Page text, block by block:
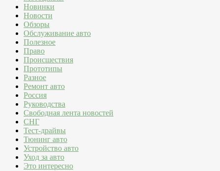
Новинки
Новости
Обзоры
Обслуживание авто
Полезное
Право
Происшествия
Прототипы
Разное
Ремонт авто
Россия
Руководства
Свободная лента новостей
СНГ
Тест-драйвы
Тюнинг авто
Устройство авто
Уход за авто
Это интересно